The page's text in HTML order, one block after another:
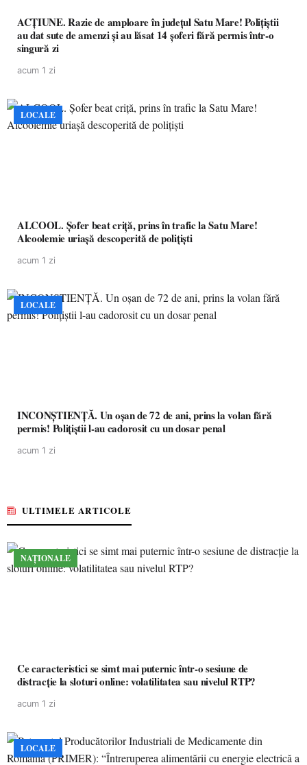
ACȚIUNE. Razie de amploare în județul Satu Mare! Polițiștii
au dat sute de amenzi și au lăsat 14 șoferi fără permis într-o
singură zi
acum 1 zi
LOCALE
ALCOOL. Șofer beat criță, prins în trafic la Satu Mare!
Alcoolemie uriașă descoperită de polițiști
acum 1 zi
LOCALE
INCONȘTIENȚĂ. Un oșan de 72 de ani, prins la volan fără
permis! Polițiștii l-au cadorosit cu un dosar penal
acum 1 zi
ULTIMELE ARTICOLE
NAȚIONALE
Ce caracteristici se simt mai puternic într-o sesiune de
distracție la sloturi online: volatilitatea sau nivelul RTP?
acum 1 zi
LOCALE